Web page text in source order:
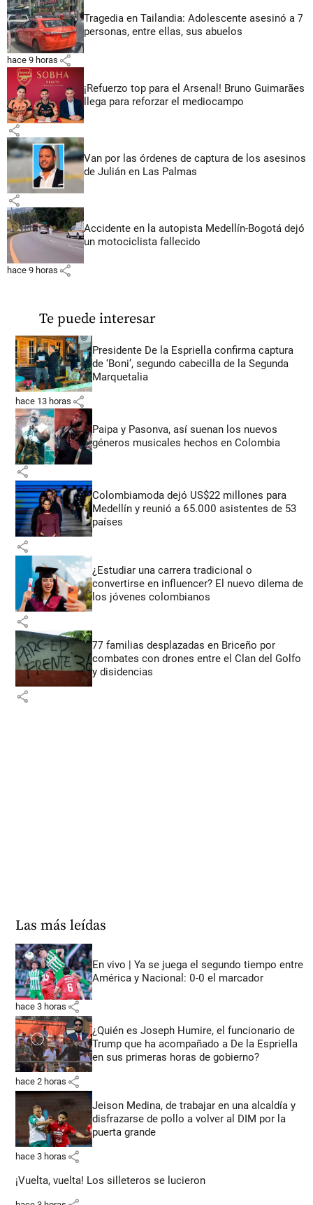
Tragedia en Tailandia: Adolescente asesinó a 7
personas, entre ellas, sus abuelos
hace 9 horas share
¡Refuerzo top para el Arsenal! Bruno Guimarães
llega para reforzar el mediocampo
share
Van por las órdenes de captura de los asesinos
de Julián en Las Palmas
share
Accidente en la autopista Medellín-Bogotá dejó
un motociclista fallecido
hace 9 horas share
Te puede interesar
Presidente De la Espriella confirma captura
de ‘Boni’, segundo cabecilla de la Segunda
Marquetalia
hace 13 horas share
Paipa y Pasonva, así suenan los nuevos
géneros musicales hechos en Colombia
share
Colombiamoda dejó US$22 millones para
Medellín y reunió a 65.000 asistentes de 53
países
share
¿Estudiar una carrera tradicional o
convertirse en influencer? El nuevo dilema de
los jóvenes colombianos
share
77 familias desplazadas en Briceño por
combates con drones entre el Clan del Golfo
y disidencias
share
Las más leídas
En vivo | Ya se juega el segundo tiempo entre
América y Nacional: 0-0 el marcador
hace 3 horas share
¿Quién es Joseph Humire, el funcionario de
Trump que ha acompañado a De la Espriella
en sus primeras horas de gobierno?
hace 2 horas share
Jeison Medina, de trabajar en una alcaldía y
disfrazarse de pollo a volver al DIM por la
puerta grande
hace 3 horas share
¡Vuelta, vuelta! Los silleteros se lucieron